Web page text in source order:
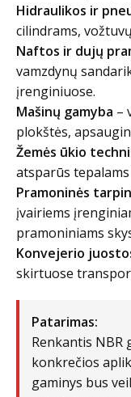
Hidraulikos ir
cilindrams,
Naftos ir dujų
vamzdynų
įrenginiuose.
Mašinų gamyba –
plokštės,
Žemės ūkio
atsparūs
Pramoninės
įvairiems
pramoniniams
Konvejerio
skirtuose
Patarimas:
Renkantis NBR
konkrečios
gaminys bus